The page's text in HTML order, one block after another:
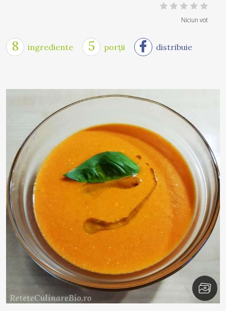
Niciun vot
8 ingrediente 5 porții distribuie